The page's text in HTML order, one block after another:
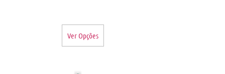
Ver Opções